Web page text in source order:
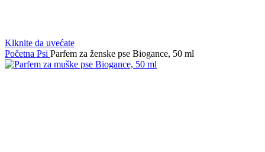
Klknite da uvećate
Početna Psi Parfem za ženske pse Biogance, 50 ml